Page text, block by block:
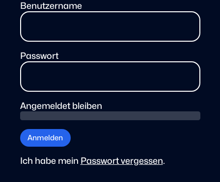
Benutzername
Passwort
Angemeldet bleiben
Anmelden
Ich habe mein Passwort vergessen.